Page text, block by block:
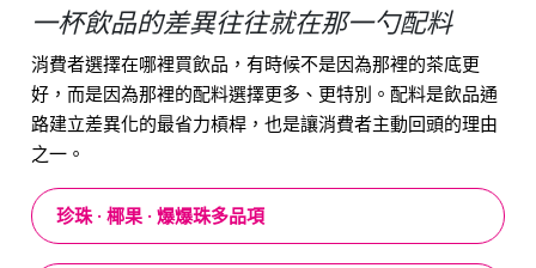
一杯飲品的差異往往就在那一勺配料
消費者選擇在哪裡買飲品，有時候不是因為那裡的茶底更
好，而是因為那裡的配料選擇更多、更特別。配料是飲品通
路建立差異化的最省力槓桿，也是讓消費者主動回頭的理由
之一。
珍珠 · 椰果 · 爆爆珠多品項